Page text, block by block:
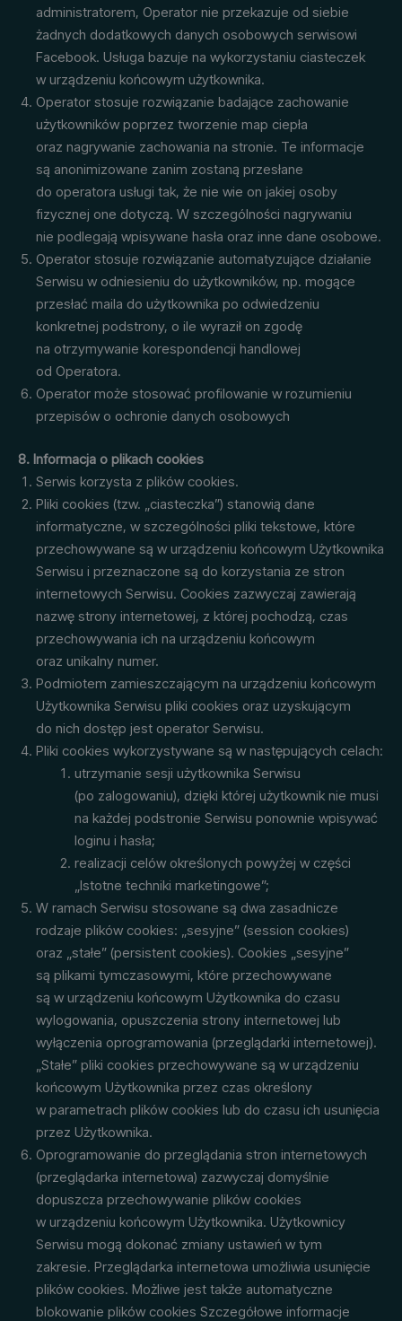
administratorem, Operator nie przekazuje od siebie
żadnych dodatkowych danych osobowych serwisowi
Facebook. Usługa bazuje na wykorzystaniu ciasteczek
w urządzeniu końcowym użytkownika.
Operator stosuje rozwiązanie badające zachowanie
użytkowników poprzez tworzenie map ciepła
oraz nagrywanie zachowania na stronie. Te informacje
są anonimizowane zanim zostaną przesłane
do operatora usługi tak, że nie wie on jakiej osoby
fizycznej one dotyczą. W szczególności nagrywaniu
nie podlegają wpisywane hasła oraz inne dane osobowe.
Operator stosuje rozwiązanie automatyzujące działanie
Serwisu w odniesieniu do użytkowników, np. mogące
przesłać maila do użytkownika po odwiedzeniu
konkretnej podstrony, o ile wyraził on zgodę
na otrzymywanie korespondencji handlowej
od Operatora.
Operator może stosować profilowanie w rozumieniu
przepisów o ochronie danych osobowych
8. Informacja o plikach cookies
Serwis korzysta z plików cookies.
Pliki cookies (tzw. „ciasteczka”) stanowią dane
informatyczne, w szczególności pliki tekstowe, które
przechowywane są w urządzeniu końcowym Użytkownika
Serwisu i przeznaczone są do korzystania ze stron
internetowych Serwisu. Cookies zazwyczaj zawierają
nazwę strony internetowej, z której pochodzą, czas
przechowywania ich na urządzeniu końcowym
oraz unikalny numer.
Podmiotem zamieszczającym na urządzeniu końcowym
Użytkownika Serwisu pliki cookies oraz uzyskującym
do nich dostęp jest operator Serwisu.
Pliki cookies wykorzystywane są w następujących celach:
utrzymanie sesji użytkownika Serwisu
(po zalogowaniu), dzięki której użytkownik nie musi
na każdej podstronie Serwisu ponownie wpisywać
loginu i hasła;
realizacji celów określonych powyżej w części
„Istotne techniki marketingowe”;
W ramach Serwisu stosowane są dwa zasadnicze
rodzaje plików cookies: „sesyjne” (session cookies)
oraz „stałe” (persistent cookies). Cookies „sesyjne”
są plikami tymczasowymi, które przechowywane
są w urządzeniu końcowym Użytkownika do czasu
wylogowania, opuszczenia strony internetowej lub
wyłączenia oprogramowania (przeglądarki internetowej).
„Stałe” pliki cookies przechowywane są w urządzeniu
końcowym Użytkownika przez czas określony
w parametrach plików cookies lub do czasu ich usunięcia
przez Użytkownika.
Oprogramowanie do przeglądania stron internetowych
(przeglądarka internetowa) zazwyczaj domyślnie
dopuszcza przechowywanie plików cookies
w urządzeniu końcowym Użytkownika. Użytkownicy
Serwisu mogą dokonać zmiany ustawień w tym
zakresie. Przeglądarka internetowa umożliwia usunięcie
plików cookies. Możliwe jest także automatyczne
blokowanie plików cookies Szczegółowe informacje